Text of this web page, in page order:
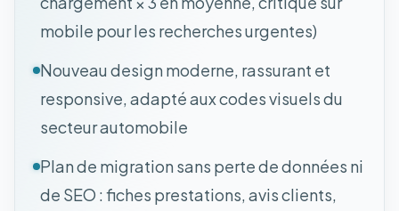
mobile pour les recherches urgentes)
Nouveau design moderne, rassurant et
responsive, adapté aux codes visuels du
secteur automobile
Plan de migration sans perte de données ni
de SEO : fiches prestations, avis clients,